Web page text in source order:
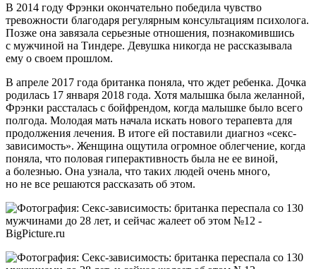
В 2014 году Фрэнки окончательно победила чувство
тревожности благодаря регулярным консультациям психолога.
Позже она завязала серьезные отношения, познакомившись
с мужчиной на Тиндере. Девушка никогда не рассказывала
ему о своем прошлом.
В апреле 2017 года британка поняла, что ждет ребенка. Дочка
родилась 17 января 2018 года. Хотя малышка была желанной,
Фрэнки рассталась с бойфрендом, когда малышке было всего
полгода. Молодая мать начала искать нового терапевта для
продолжения лечения. В итоге ей поставили диагноз «секс-
зависимость». Женщина ощутила огромное облегчение, когда
поняла, что половая гиперактивность была не ее виной,
а болезнью. Она узнала, что таких людей очень много,
но не все решаются рассказать об этом.